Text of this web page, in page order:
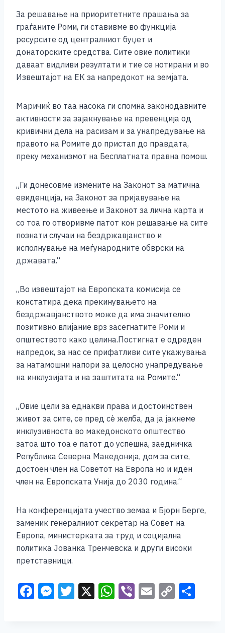
За решавање на приоритетните прашања за
граѓаните Роми, ги ставивме во функција
ресурсите од централниот буџет и
донаторските средства. Сите овие политики
даваат видливи резултати и тие се нотирани и во
Извештајот на ЕК за напредокот на земјата.
Маричиќ во таа насока ги спомна законодавните
активности за зајакнување на превенција од
кривични дела на расизам и за унапредување на
правото на Ромите до пристап до правдата,
преку механизмот на Бесплатната правна помош.
„Ги донесовме измените на Законот за матична
евиденција, на Законот за пријавување на
местото на живеење и Законот за лична карта и
со тоа го отворивме патот кон решавање на сите
познати случаи на бездржавјанство и
исполнување на меѓународните обврски на
државата.“
„Во извештајот на Европската комисија се
констатира дека прекинувањето на
бездржавјанството може да има значително
позитивно влијание врз засегнатите Роми и
општеството како целина.Постигнат е одреден
напредок, за нас се прифатливи сите укажувања
за натамошни напори за целосно унапредување
на инклузијата и на заштитата на Ромите.“
„Овие цели за еднакви права и достоинствен
живот за сите, се пред сѐ желба, да ја јакнеме
инклузивноста во македонското општество
затоа што тоа е патот до успешна, заедничка
Република Северна Македонија, дом за сите,
достоен член на Советот на Европа но и иден
член на Европската Унија до 2030 година.“
На конференцијата учество земаа и Бјорн Берге,
заменик генералниот секретар на Совет на
Европа, министерката за труд и социјална
политика Јованка Тренчевска и други високи
претставници.
F M T X W Vi E C